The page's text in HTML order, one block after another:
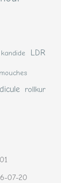
kandide LDR
mouches
rollkur
07-20